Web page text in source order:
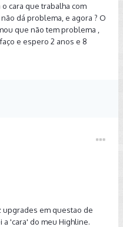
cara que trabalha com
dá problema, e agora ? O
que não tem problema ,
e espero 2 anos e 8
upgrades em questao de
'cara' do meu Highline.